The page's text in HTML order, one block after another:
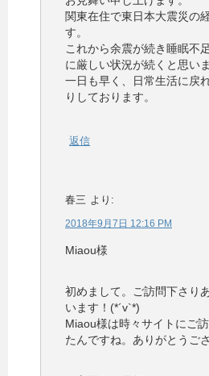
関東在住で東日本大震災の
す。
これから余震が続き睡眠不
に厳しい状況が続くと思いま
一日も早く、日常生活に戻
りしております。
返信
春三 より:
2018年9月7日 12:16 PM
Miaou様
初めまして。ご訪問下さり
います！(*´v`*)
Miaou様は時々サイトにご
たんですね。ありがとうご